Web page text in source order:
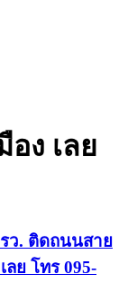
ง เลย
ว. ติดถนนสาย
ลย โทร 095-